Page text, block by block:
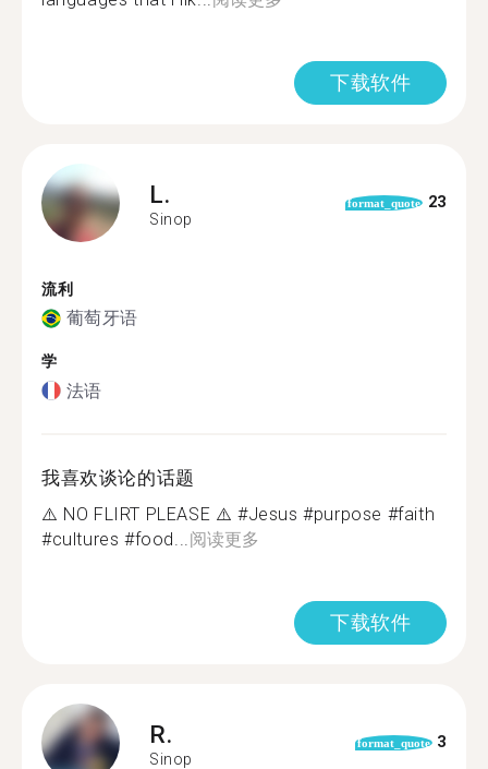
下载软件
L.
Sinop
format_quote 23
流利
葡萄牙语
学
法语
我喜欢谈论的话题
⚠️ NO FLIRT PLEASE ⚠️ #Jesus #purpose #faith
#cultures #food... 阅读更多
下载软件
R.
Sinop
format_quote 3